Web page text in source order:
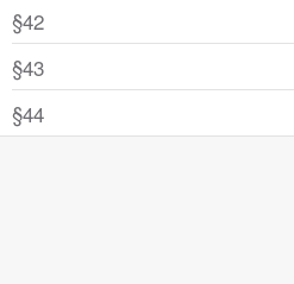
§42
§43
§44